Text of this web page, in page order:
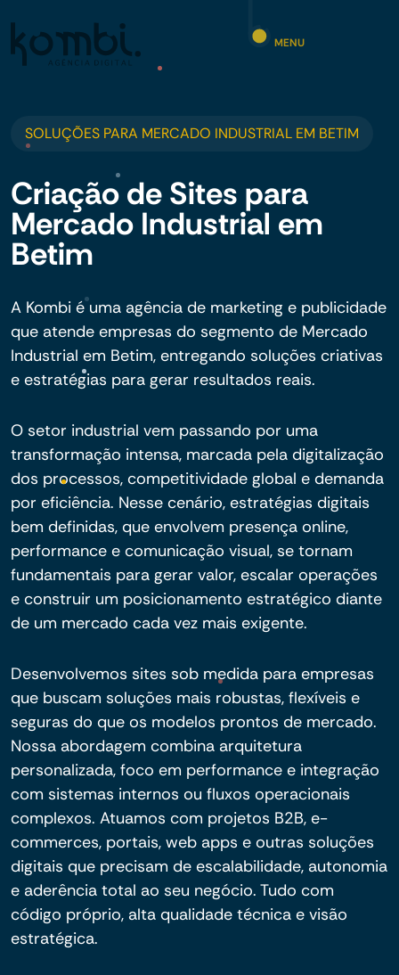
MENU
SOLUÇÕES PARA MERCADO INDUSTRIAL EM BETIM
Criação de Sites para
Mercado Industrial em
Betim
A Kombi é uma agência de marketing e publicidade
que atende empresas do segmento de Mercado
Industrial em Betim, entregando soluções criativas
e estratégias para gerar resultados reais.
O setor industrial vem passando por uma
transformação intensa, marcada pela digitalização
dos processos, competitividade global e demanda
por eficiência. Nesse cenário, estratégias digitais
bem definidas, que envolvem presença online,
performance e comunicação visual, se tornam
fundamentais para gerar valor, escalar operações
e construir um posicionamento estratégico diante
de um mercado cada vez mais exigente.
Desenvolvemos sites sob medida para empresas
que buscam soluções mais robustas, flexíveis e
seguras do que os modelos prontos de mercado.
Nossa abordagem combina arquitetura
personalizada, foco em performance e integração
com sistemas internos ou fluxos operacionais
complexos. Atuamos com projetos B2B, e-
commerces, portais, web apps e outras soluções
digitais que precisam de escalabilidade, autonomia
e aderência total ao seu negócio. Tudo com
código próprio, alta qualidade técnica e visão
estratégica.